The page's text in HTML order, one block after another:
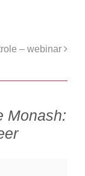
– webinar
Monash: